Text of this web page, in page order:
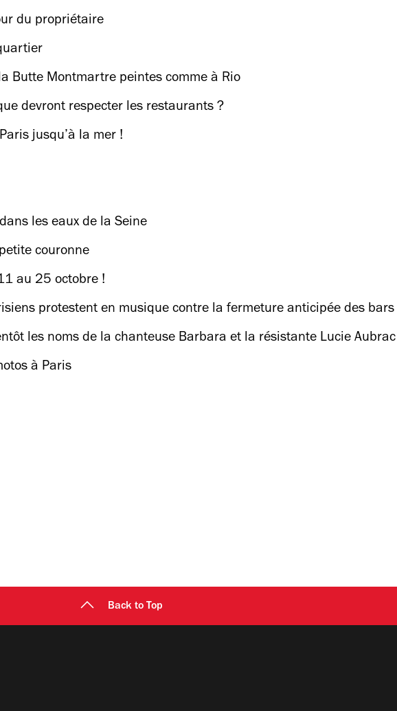
du propriétaire
Butte Montmartre peintes comme à Rio
devront respecter les restaurants ?
jusqu’à la mer !
les eaux de la Seine
couronne
au 25 octobre !
protestent en musique contre la fermeture anticipée des bars
les noms de la chanteuse Barbara et la résistante Lucie Aubrac
à Paris
Back to Top